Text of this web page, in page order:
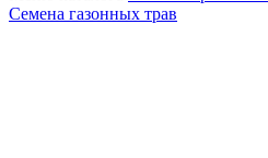
Семена газонных трав